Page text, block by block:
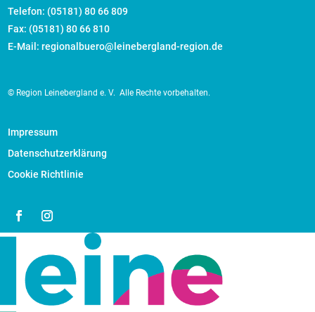
Telefon: (05181) 80 66 809
Fax: (05181) 80 66 810
E-Mail: regionalbuero@leinebergland-region.de
© Region Leinebergland e. V. Alle Rechte vorbehalten.
Impressum
Datenschutzerklärung
Cookie Richtlinie